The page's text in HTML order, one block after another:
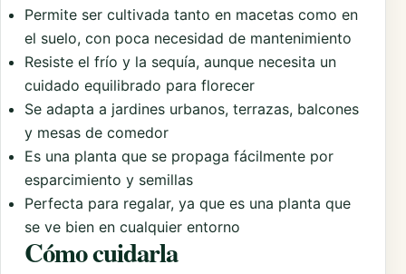
Permite ser cultivada tanto en macetas como en
el suelo, con poca necesidad de mantenimiento
Resiste el frío y la sequía, aunque necesita un
cuidado equilibrado para florecer
Se adapta a jardines urbanos, terrazas, balcones
y mesas de comedor
Es una planta que se propaga fácilmente por
esparcimiento y semillas
Perfecta para regalar, ya que es una planta que
se ve bien en cualquier entorno
Cómo cuidarla